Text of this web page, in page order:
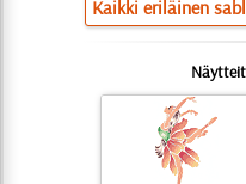
Kaikki eriläinen